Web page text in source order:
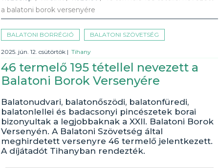
a balatoni borok versenyére
BALATONI BORRÉGIÓ BALATONI SZÖVETSÉG
2025. jún. 12. csütörtök | Tihany
46 termelő 195 tétellel nevezett a
Balatoni Borok Versenyére
Balatonudvari, balatonőszödi, balatonfüredi,
balatonlellei és badacsonyi pincészetek borai
bizonyultak a legjobbaknak a XXII. Balatoni Borok
Versenyén. A Balatoni Szövetség által
meghirdetett versenyre 46 termelő jelentkezett.
A díjátadót Tihanyban rendezték.